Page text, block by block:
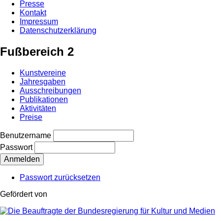
Presse
Kontakt
Impressum
Datenschutzerklärung
Fußbereich 2
Kunstvereine
Jahresgaben
Ausschreibungen
Publikationen
Aktivitäten
Preise
Benutzername
Passwort
Passwort zurücksetzen
Gefördert von